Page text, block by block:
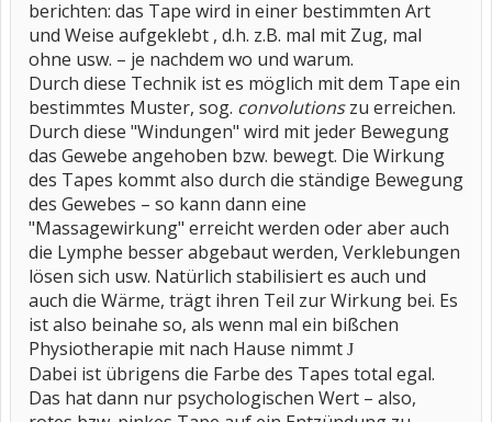
berichten: das Tape wird in einer bestimmten Art
und Weise aufgeklebt , d.h. z.B. mal mit Zug, mal
ohne usw. – je nachdem wo und warum.
Durch diese Technik ist es möglich mit dem Tape ein
bestimmtes Muster, sog. convolutionszu erreichen.
Durch diese "Windungen" wird mit jeder Bewegung
das Gewebe angehoben bzw. bewegt. Die Wirkung
des Tapes kommt also durch die ständige Bewegung
des Gewebes – so kann dann eine
"Massagewirkung" erreicht werden oder aber auch
die Lymphe besser abgebaut werden, Verklebungen
lösen sich usw. Natürlich stabilisiert es auch und
auch die Wärme, trägt ihren Teil zur Wirkung bei. Es
ist also beinahe so, als wenn mal ein bißchen
Physiotherapie mit nach Hause nimmt J
Dabei ist übrigens die Farbe des Tapes total egal.
Das hat dann nur psychologischen Wert – also,